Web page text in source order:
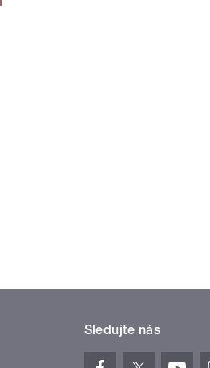
Sledujte nás